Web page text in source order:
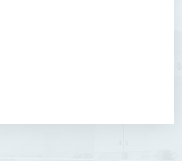
科學（榮譽）學士 (兼讀